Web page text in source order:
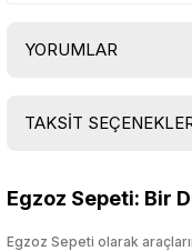
YORUMLAR
TAKSİT
Egzoz Sepeti: Bir
Egzoz Sepeti olarak